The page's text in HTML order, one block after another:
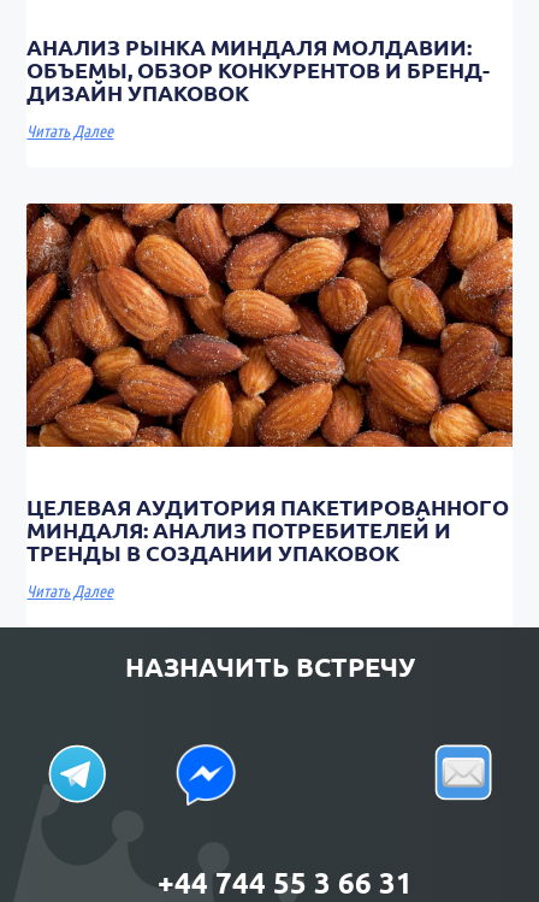
АНАЛИЗ РЫНКА МИНДАЛЯ МОЛДАВИИ:
ОБЪЕМЫ, ОБЗОР КОНКУРЕНТОВ И БРЕНД-
ДИЗАЙН УПАКОВОК
Читать Далее
ЦЕЛЕВАЯ АУДИТОРИЯ ПАКЕТИРОВАННОГО
МИНДАЛЯ: АНАЛИЗ ПОТРЕБИТЕЛЕЙ И
ТРЕНДЫ В СОЗДАНИИ УПАКОВОК
Читать Далее
НАЗНАЧИТЬ ВСТРЕЧУ
+44 744 55 3 66 31